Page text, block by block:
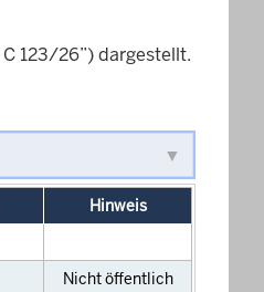
C 123/26”) dargestellt.
Hinweis
Nicht öffentlich